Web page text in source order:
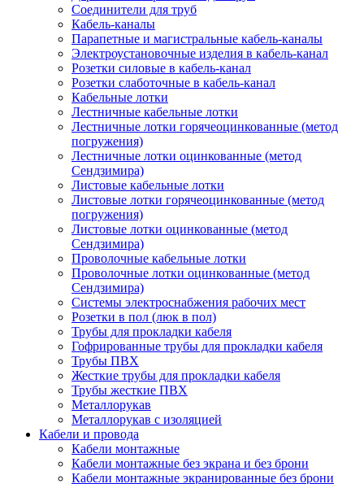
Соединители для труб
Кабель-каналы
Парапетные и магистральные кабель-каналы
Электроустановочные изделия в кабель-канал
Розетки силовые в кабель-канал
Розетки слаботочные в кабель-канал
Кабельные лотки
Лестничные кабельные лотки
Лестничные лотки горячеоцинкованные (метод
погружения)
Лестничные лотки оцинкованные (метод
Сендзимира)
Листовые кабельные лотки
Листовые лотки горячеоцинкованные (метод
погружения)
Листовые лотки оцинкованные (метод
Сендзимира)
Проволочные кабельные лотки
Проволочные лотки оцинкованные (метод
Сендзимира)
Системы электроснабжения рабочих мест
Розетки в пол (люк в пол)
Трубы для прокладки кабеля
Гофрированные трубы для прокладки кабеля
Трубы ПВХ
Жесткие трубы для прокладки кабеля
Трубы жесткие ПВХ
Металлорукав
Металлорукав с изоляцией
Кабели и провода
Кабели монтажные
Кабели монтажные без экрана и без брони
Кабели монтажные экранированные без брони